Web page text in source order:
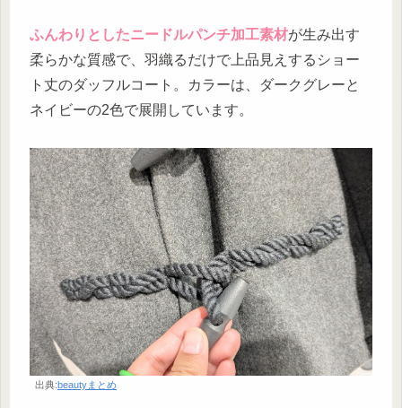
ふんわりとしたニードルパンチ加工素材が生み出す
柔らかな質感で、羽織るだけで上品見えするショー
ト丈のダッフルコート。カラーは、ダークグレーと
ネイビーの2色で展開しています。
出典:beautyまとめ